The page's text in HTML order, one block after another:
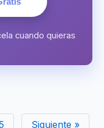
cuando quieras
Siguiente »